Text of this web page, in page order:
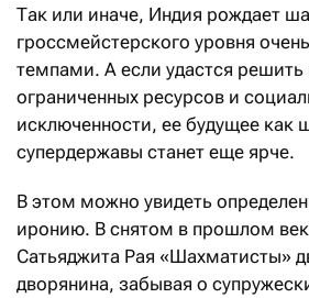
Так или иначе, Индия рождает
гроссмейстерского уровня
темпами. А если удастся
ограниченных ресурсов и
исключенности, ее будущее как
супердержавы станет еще ярче.
В этом можно увидеть
иронию. В снятом в прошлом
Сатьяджита Рая «Шахматисты»
дворянина, забывая о